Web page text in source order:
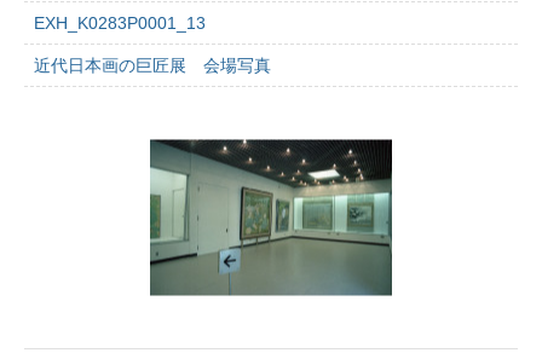
EXH_K0283P0001_13
近代日本画の巨匠展 会場写真